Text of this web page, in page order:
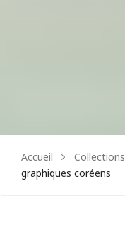
Accueil Collections
graphiques coréens